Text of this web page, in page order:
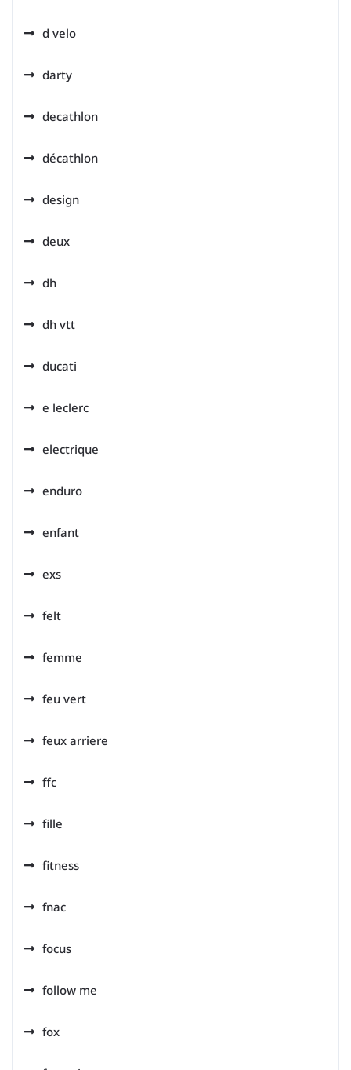
d velo
darty
decathlon
décathlon
design
deux
dh
dh vtt
ducati
e leclerc
electrique
enduro
enfant
exs
felt
femme
feu vert
feux arriere
ffc
fille
fitness
fnac
focus
follow me
fox